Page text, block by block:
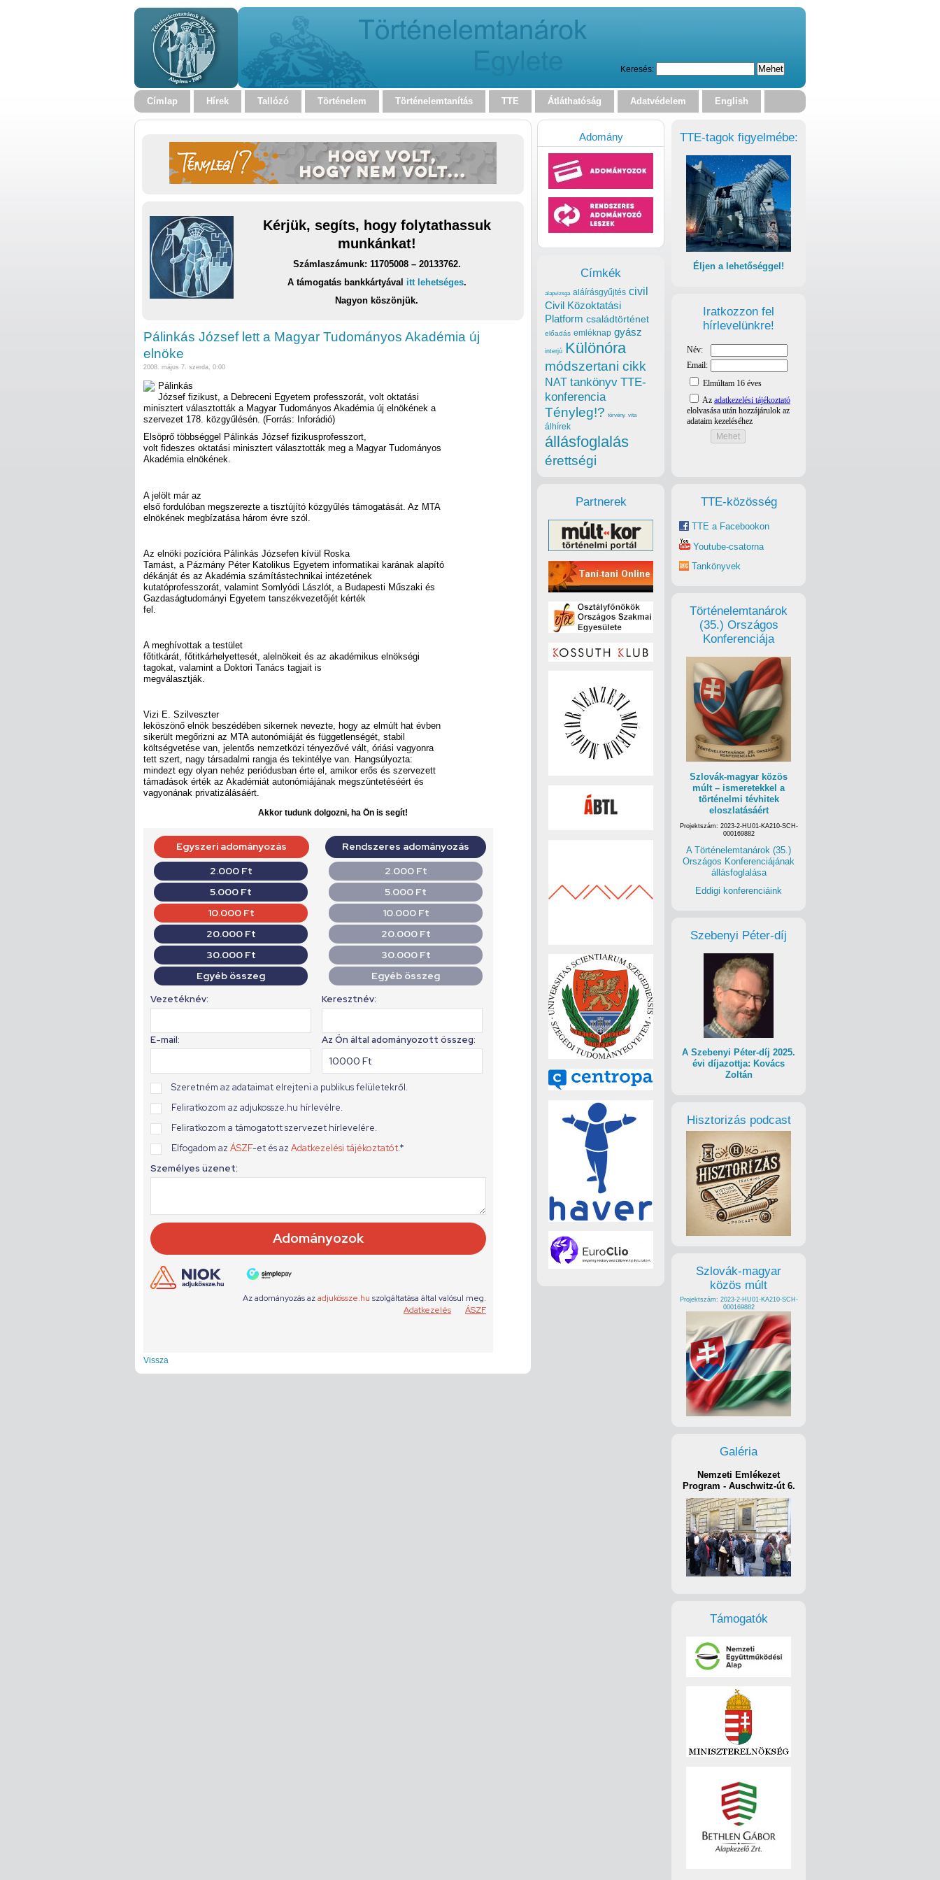
Keresés:
Címlap Hírek Tallózó Történelem Történelemtanítás TTE Átláthatóság Adatvédelem English
Kérjük, segíts, hogy folytathassuk
munkánkat!
Számlaszámunk: 11705008 – 20133762.
A támogatás bankkártyával itt lehetséges.
Nagyon köszönjük.
Pálinkás József lett a Magyar Tudományos Akadémia új
elnöke
2008. május 7. szerda, 0:00
Pálinkás
József fizikust, a Debreceni Egyetem professzorát, volt oktatási
minisztert választották a Magyar Tudományos Akadémia új elnökének a
szervezet 178. közgyűlésén. (Forrás: Inforádió)
Elsöprő többséggel Pálinkás József fizikusprofesszort,
volt fideszes oktatási minisztert választották meg a Magyar Tudományos
Akadémia elnökének.
A jelölt már az
első fordulóban megszerezte a tisztújító közgyűlés támogatását. Az MTA
elnökének megbízatása három évre szól.
Az elnöki pozícióra Pálinkás Józsefen kívül Roska
Tamást, a Pázmány Péter Katolikus Egyetem informatikai karának alapító
dékánját és az Akadémia számítástechnikai intézetének
kutatóprofesszorát, valamint Somlyódi Lászlót, a Budapesti Műszaki és
Gazdaságtudományi Egyetem tanszékvezetőjét kérték
fel.
A meghívottak a testület
főtitkárát, főtitkárhelyettesét, alelnökeit és az akadémikus elnökségi
tagokat, valamint a Doktori Tanács tagjait is
megválasztják.
Vizi E. Szilveszter
leköszönő elnök beszédében sikernek nevezte, hogy az elmúlt hat évben
sikerült megőrizni az MTA autonómiáját és függetlenségét, stabil
költségvetése van, jelentős nemzetközi tényezővé vált, óriási vagyonra
tett szert, nagy társadalmi rangja és tekintélye van. Hangsúlyozta:
mindezt egy olyan nehéz periódusban érte el, amikor erős és szervezett
támadások érték az Akadémiát autonómiájának megszüntetéséért és
vagyonának privatizálásáért.
Akkor tudunk dolgozni, ha Ön is segít!
Vissza
TTE-tagok figyelmébe:
Éljen a lehetőséggel!
Iratkozzon fel
hírlevelünkre!
TTE-közösség
TTE a Facebookon
Youtube-csatorna
Tankönyvek
Történelemtanárok
(35.) Országos
Konferenciája
Szlovák-magyar közös
múlt – ismeretekkel a
történelmi tévhitek
eloszlatásáért
Projektszám: 2023-2-HU01-KA210-SCH-
000169882
A Történelemtanárok (35.)
Országos Konferenciájának
állásfoglalása
Eddigi konferenciáink
Szebenyi Péter-díj
A Szebenyi Péter-díj 2025.
évi díjazottja: Kovács
Zoltán
Hisztorizás podcast
Szlovák-magyar
közös múlt
Projektszám: 2023-2-HU01-KA210-SCH-
000169882
Galéria
Nemzeti Emlékezet
Program - Auschwitz-út 6.
Támogatók
Adomány
Címkék
alapvizsga aláírásgyűjtés civil
Civil Közoktatási
Platform családtörténet
előadás emléknap gyász
interjú Különóra
módszertani cikk
NAT tankönyv TTE-
konferencia
Tényleg!? törvény vita
álhírek
állásfoglalás
érettségi
Partnerek